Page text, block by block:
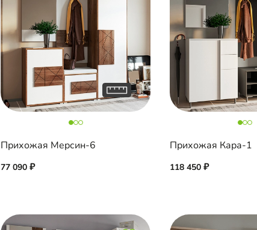
Прихожая Мерсин-6
77 090
Прихожая Кара-1
118 450